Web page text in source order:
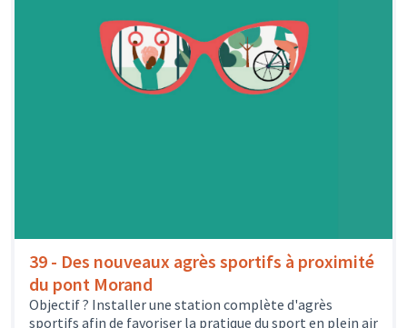
39 - Des nouveaux agrès sportifs à proximité
du pont Morand
Objectif ? Installer une station complète d'agrès
sportifs afin de favoriser la pratique du sport en plein air